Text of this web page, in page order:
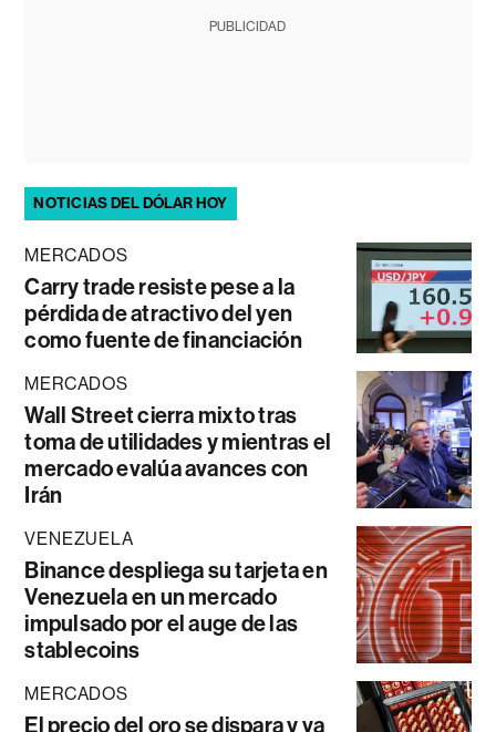
PUBLICIDAD
NOTICIAS DEL DÓLAR HOY
MERCADOS
Carry trade resiste pese a la
pérdida de atractivo del yen
como fuente de financiación
MERCADOS
Wall Street cierra mixto tras
toma de utilidades y mientras el
mercado evalúa avances con
Irán
VENEZUELA
Binance despliega su tarjeta en
Venezuela en un mercado
impulsado por el auge de las
stablecoins
MERCADOS
El precio del oro se dispara y va